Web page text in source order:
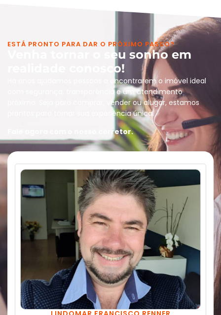
ESTÁ PRONTO PARA DAR O PRÓXIMO PASSO?
Venha tornar o seu sonho em
realidade conosco!
Há anos ajudamos pessoas a encontrarem o imóvel ideal
com segurança, transparência e um atendimento
próximo. Seja para comprar, vender ou alugar, estamos
prontos para tornar sua experiência única.
Fale agora com o nosso corretor.